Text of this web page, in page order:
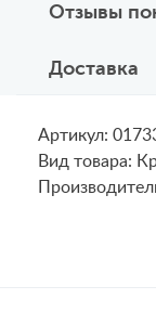
Отзывы
Доставка
Артикул:
Вид товара: